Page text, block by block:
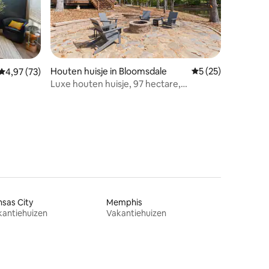
beoordeling van 4,97 uit 5, 73 recensies
4,97 (73) Houten huisje in Bloomsdale Gemiddelde
5 (25)
Luxe houten huisje, 97 hectare,
City
Memphis
Vakantiehuizen